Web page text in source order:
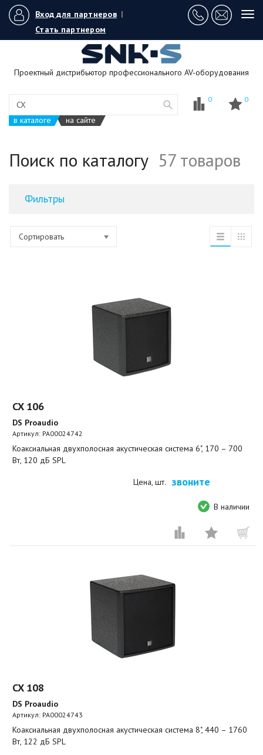
Вход для партнеров |
Стать партнером
Проектный дистрибьютор профессионального AV-оборудования
в каталоге на сайте
0 0
Поиск по каталогу 57 товаров
Фильтры
Сортировать
CX 106
DS Proaudio
Артикул: PA00024742
Коаксиальная двухполосная акустическая система 6", 170 – 700
Вт, 120 дБ SPL
Цена, шт. звоните
В наличии
CX 108
DS Proaudio
Артикул: PA00024743
Коаксиальная двухполосная акустическая система 8", 440 – 1760
Вт, 122 дБ SPL